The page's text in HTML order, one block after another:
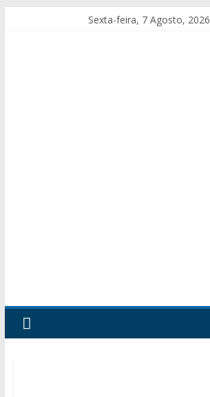
Sexta-feira, 7 Agosto, 2026